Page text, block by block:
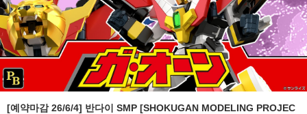
[예약마감 26/6/4] 반다이 SMP [SHOKUGAN MODELING PROJEC